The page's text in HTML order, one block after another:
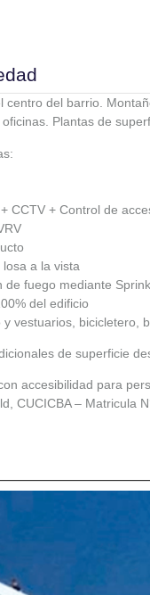
centro del barrio.
Plantas de
CCTV + Control de
a la vista
de fuego mediante
del edificio
y vestuarios, bicicletero,
de superficie
accesibilidad para
CUCICBA – Matricula